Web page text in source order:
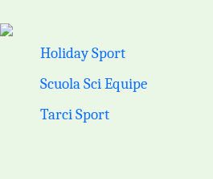
Holiday Sport
Scuola Sci Equipe
Tarci Sport